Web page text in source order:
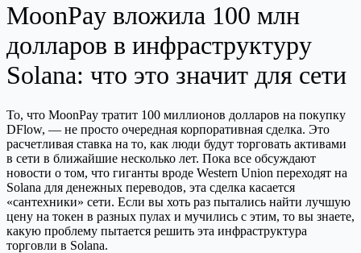
MoonPay вложила 100 млн
долларов в инфраструктуру
Solana: что это значит для сети
То, что MoonPay тратит 100 миллионов долларов на покупку
DFlow, — не просто очередная корпоративная сделка. Это
расчетливая ставка на то, как люди будут торговать активами
в сети в ближайшие несколько лет. Пока все обсуждают
новости о том, что гиганты вроде Western Union переходят на
Solana для денежных переводов, эта сделка касается
«сантехники» сети. Если вы хоть раз пытались найти лучшую
цену на токен в разных пулах и мучились с этим, то вы знаете,
какую проблему пытается решить эта инфраструктура
торговли в Solana.